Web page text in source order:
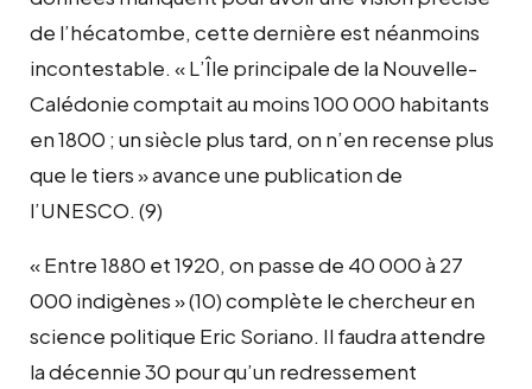
de l’hécatombe, cette dernière est néanmoins
incontestable. « L’Île principale de la Nouvelle-
Calédonie comptait au moins 100 000 habitants
en 1800 ; un siècle plus tard, on n’en recense plus
que le tiers » avance une publication de
l’UNESCO. (9)
« Entre 1880 et 1920, on passe de 40 000 à 27
000 indigènes » (10) complète le chercheur en
science politique Eric Soriano. Il faudra attendre
la décennie 30 pour qu’un redressement